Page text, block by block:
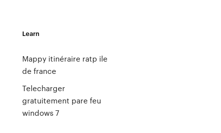
Learn
Mappy itinéraire ratp ile
de france
Telecharger
gratuitement pare feu
windows 7